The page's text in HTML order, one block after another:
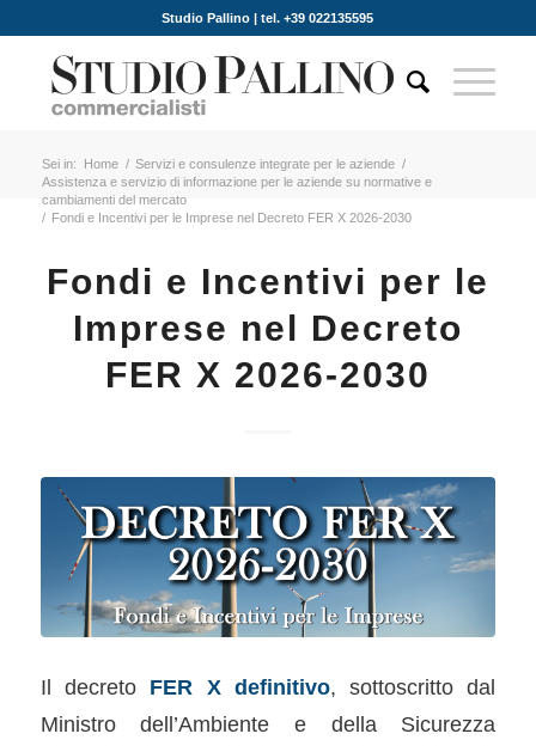
Studio Pallino | tel. +39 022135595
Sei in: Home / Servizi e consulenze integrate per le aziende /
Assistenza e servizio di informazione per le aziende su normative e
cambiamenti del mercato
/ Fondi e Incentivi per le Imprese nel Decreto FER X 2026-2030
Fondi e Incentivi per le
Imprese nel Decreto
FER X 2026-2030
Il decreto FER X definitivo, sottoscritto dal
Ministro dell’Ambiente e della Sicurezza